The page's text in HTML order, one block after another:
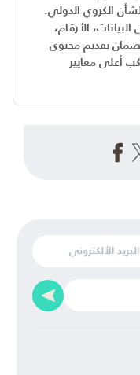
الكروي الدولي.
الأرقام،
لضمان تقديم محتوى
أعلى معايير